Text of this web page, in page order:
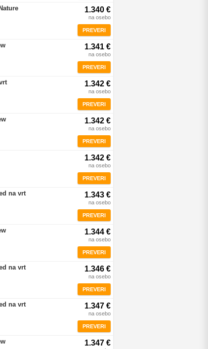
1.340 €
na osebo
PREVERI
1.341 €
na osebo
PREVERI
1.342 €
na osebo
PREVERI
1.342 €
na osebo
PREVERI
1.342 €
na osebo
PREVERI
na vrt 1.343 €
na osebo
PREVERI
1.344 €
na osebo
PREVERI
na vrt 1.346 €
na osebo
PREVERI
na vrt 1.347 €
na osebo
PREVERI
1.347 €